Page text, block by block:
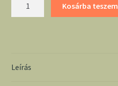
mennyiség
Kosárba teszem
Leírás